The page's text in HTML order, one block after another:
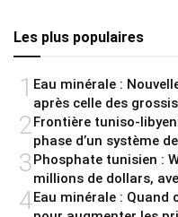
Les plus populaires
1 Eau minérale :
après celle des
2 Frontière tuniso-
phase d’un système
3 Phosphate tunisien :
millions de dollars,
4Eau minérale :